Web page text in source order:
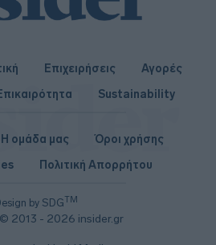
Επιχειρήσεις
Αγορές
Sustainability
by SDGTM
2013 - 2026 insider.gr
Η ομάδα μας
Όροι χρήσης
Πολιτική Απορρήτου